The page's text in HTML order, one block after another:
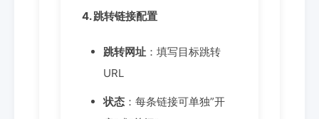
4. 跳转链接配置
跳转网址 ：填写目标跳转
URL
状态 ：每条链接可单独”开